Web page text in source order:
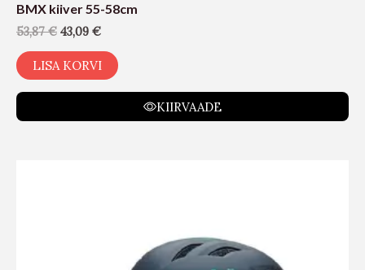
BMX kiiver 55-58cm
53,87€ 43,09 €
LISA KORVI
KIIRVAADE